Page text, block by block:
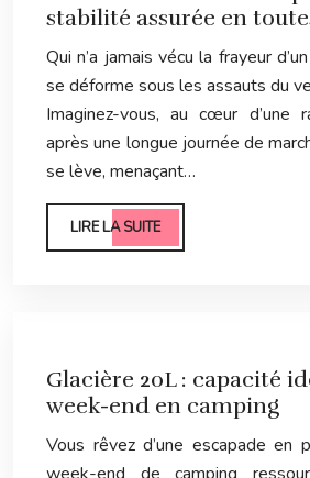
stabilité assurée en
Qui n’a jamais vécu la frayeur
se déforme sous les assauts du
Imaginez-vous, au cœur d’une
après une longue journée de
se lève, menaçant…
LIRE LA SUITE
Glacière 20L : capacité
week-end en camping
Vous rêvez d’une escapade en